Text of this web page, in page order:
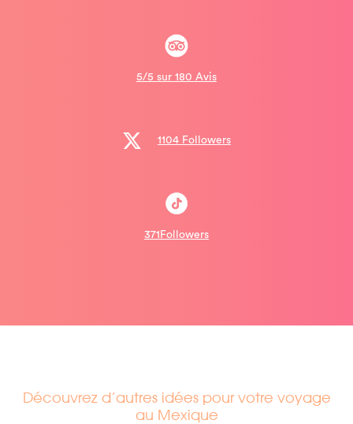
5/5 sur 180 Avis
1104 Followers
371Followers
Découvrez d’autres idées pour votre voyage
au Mexique